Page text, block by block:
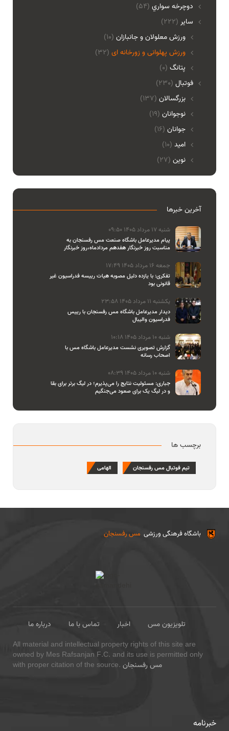
(54) دوچرخه سواري
(222) ساير
ورزش معلولان و جانبازان (10)
ورزش پهلوانی و زورخانه ای (32)
پتانگ (0)
(230) فوتبال
بزرگسالان (137)
نوجوانان (19)
جوانان (16)
امید (10)
نوین (27)
آخرین خبرها
شنبه 17 مرداد 1405 09:50
پیام مدیرعامل باشگاه صنعت مس رفسنجان به
مناسبت روز خبرنگار هفدهم مردادماه،روز خبرنگار
جمعه 16 مرداد 1405 17:49
تفکری: با یازده دلیل مصوبه هیات رییسه فدراسیون غیر
قانونی بود
یکشنبه 11 مرداد 1405 23:58
دیدار مدیرعامل باشگاه مس رفسنجان با رییس
فدراسیون والیبال
شنبه 10 مرداد 1405 10:18
گزارش تصویری نشست مدیرعامل باشگاه مس با
اصحاب رسانه
شنبه 10 مرداد 1405 08:39
جباری: مسئولیت نتایج را می‌پذیرم؛ در لیگ برتر برای بقا
و در لیگ یک برای صعود می‌جنگیم
برچسب ها
تیم فوتبال مس رفسنجان الهامی
مس رفسنجان باشگاه فرهنگی ورزشی
درباره ما تماس با ما اخبار
تلویزیون مس
All material and intellectual property rights of this site are
owned by Mes Rafsanjan F.C. and its use is permitted only
with proper citation of the source. مس رفسنجان
خبرنامه